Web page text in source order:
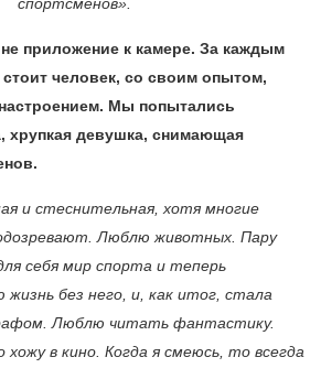
спортсменов».
приложение к камере. За каждым
человек, со своим опытом,
Мы попытались
хрупкая девушка, снимающая
и стеснительная, хотя многие
Люблю животных. Пару
себя мир спорта и теперь
жизнь без него, и, как итог, стала
Люблю читать фантастику.
хожу в кино. Когда я смеюсь, то всегда